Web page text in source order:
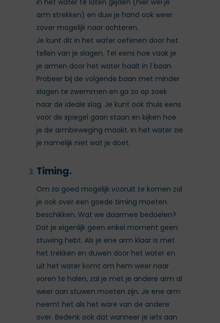
in het water te laten glijden (hier wel je
arm strekken) en duw je hand ook weer
zover mogelijk naar achteren.
Je kunt dit in het water oefenen door het
tellen van je slagen. Tel eens hoe vaak je
je armen door het water haalt in 1 baan.
Probeer bij de volgende baan met minder
slagen te zwemmen en ga zo op zoek
naar de ideale slag. Je kunt ook thuis eens
voor de spiegel gaan staan en kijken hoe
je de armbeweging maakt. In het water zie
je namelijk niet wat je doet.
Timing.
Om zo goed mogelijk vooruit te komen zal
je ook over een goede timing moeten
beschikken. Wat we daarmee bedoelen?
Dat je eigenlijk geen enkel moment geen
stuwing hebt. Als je ene arm klaar is met
het trekken en duwen door het water en
uit het water komt om hem weer naar
voren te halen, zal je met je andere arm al
weer aan stuwen moeten zijn. Je ene arm
neemt het als het ware van de andere
over. Bedenk ook dat wanneer je iets aan